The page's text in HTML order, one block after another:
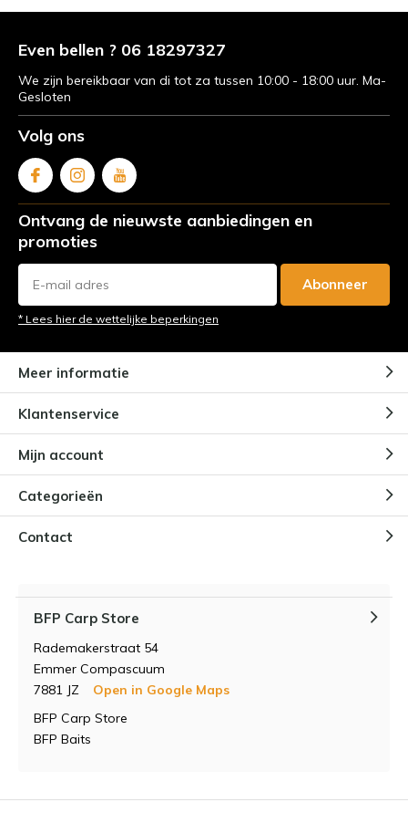
Even bellen ? 06 18297327
We zijn bereikbaar van di tot za tussen 10:00 - 18:00 uur. Ma-
Gesloten
Volg ons
Ontvang de nieuwste aanbiedingen en
promoties
Abonneer
* Lees hier de wettelijke beperkingen
Meer informatie
Klantenservice
Mijn account
Categorieën
Contact
BFP Carp Store
Rademakerstraat 54
Emmer Compascuum
7881 JZ
Open in Google Maps
BFP Carp Store
BFP Baits